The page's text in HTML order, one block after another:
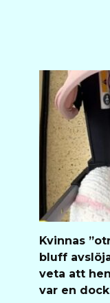
Kvinnas
bluff
veta att
var en